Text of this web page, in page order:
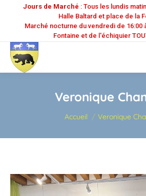
Jours de Marché : Tous les lundis
Halle Baltard et place de la
Marché nocturne du vendredi de 16:00
Fontaine et de l'échiquier
Veronique
Vous êtes ici :
Accueil Veronique